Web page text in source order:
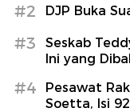
#2 DJP Buka
#3
Seskab
Ini yang
#4
Pesawat
Soetta, Isi